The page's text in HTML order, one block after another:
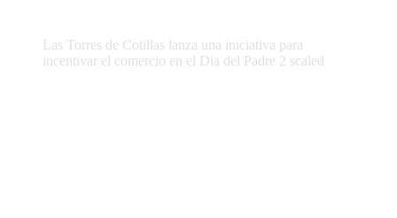
Las Torres de Cotillas lanza una iniciativa para
incentivar el comercio en el Dia del Padre 2 scaled